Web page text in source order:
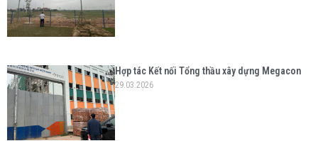
Hợp tác Kết nối Tổng thầu xây dựng Megacon
29.03.2026